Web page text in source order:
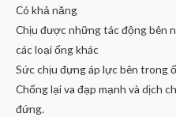
Có khả năng
Chịu được những tác động bên
các loại ống khác
Sức chịu đựng áp lực bên trong
Chống lại va đạp mạnh và dịch
đứng.